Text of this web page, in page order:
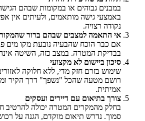
במבנים גבוהים או במקומות שבהם
באמצעי גישה מותאמים, ולעיתים אין
נקודה רצויה.
אי התאמה למצבים שבהם ברור שהמקור
אם כבר הוכח שהבעיה נובעת מקו מים
בבדיקת המטרה. במצב כזה, השיטה
סיכון ביישום לא מקצועי
שימוש בזרם חזק מדי, ללא חלוקה
רושם מטעה שהכל "נשפך" דרך הקיר
אמיתית.
צורך בתיאום עם דיירים ועסקים
בחלק מהמקרים המטרה יכולה להרטיב
סמוך. נדרש תיאום מוקדם, הגנה על רכוש